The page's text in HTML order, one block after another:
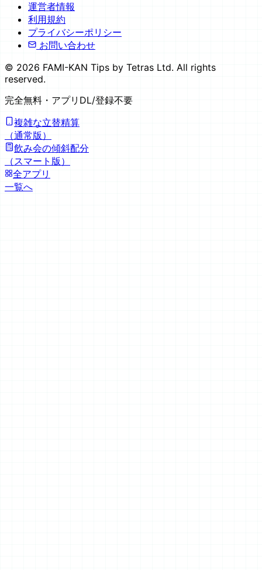
運営者情報
利用規約
プライバシーポリシー
お問い合わせ
© 2026 FAMI-KAN Tips by Tetras Ltd. All rights
reserved.
完全無料 ・アプリDL/登録不要
複雑な立替精算
（通常版）
飲み会の傾斜配分
（スマート版）
全アプリ
一覧へ